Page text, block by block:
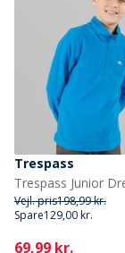
Trespass
Vejl. pris198,99 kr.
Spare129,00 kr.
Current
69,99 kr.